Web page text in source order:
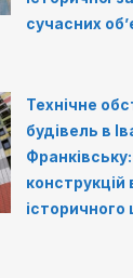
сучасних
Технічне
будівель в
конструкцій
історичного